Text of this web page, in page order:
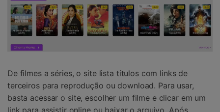
De filmes a séries, o site lista títulos com links de
terceiros para reprodução ou download. Para usar,
basta acessar o site, escolher um filme e clicar em um